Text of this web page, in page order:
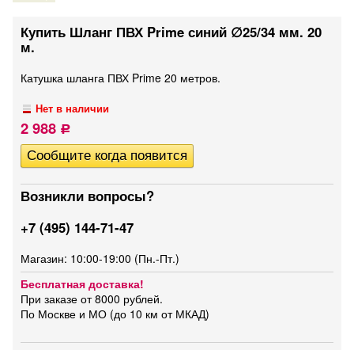
Купить Шланг ПВХ Prime синий ∅25/34 мм. 20
м.
Катушка шланга ПВХ Prime 20 метров.
Нет в наличии
2 988 Р
Возникли вопросы?
+7 (495) 144-71-47
Магазин: 10:00-19:00 (Пн.-Пт.)
Бесплатная доставка!
При заказе от 8000 рублей.
По Москве и МО (до 10 км от МКАД)